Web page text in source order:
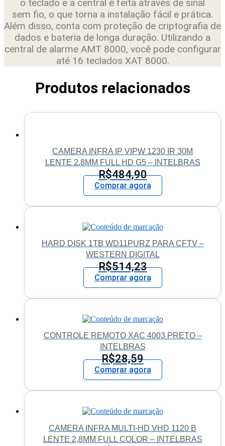
o teclado e a central é feita através de sinal
sem fio, o que torna a instalação fácil e prática.
Além disso, conta com proteção de criptografia de
dados e bateria de longa duração. Utilizando a
central de alarme AMT 8000, você pode configurar
até 16 teclados XAT 8000.
Produtos relacionados
CAMERA INFRA IP VIPW 1230 IR 30M
LENTE 2.8MM FULL HD G5 – INTELBRAS
R$484,90
Comprar agora
HARD DISK 1TB WD11PURZ PARA CFTV –
WESTERN DIGITAL
R$514,23
Comprar agora
CONTROLE REMOTO XAC 4003 PRETO –
INTELBRAS
R$28,59
Comprar agora
CAMERA INFRA MULTI-HD VHD 1120 B
LENTE 2,8MM FULL COLOR – INTELBRAS